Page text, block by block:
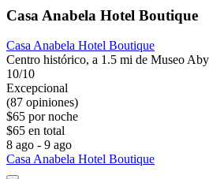
Casa Anabela Hotel Boutique
Casa Anabela Hotel Boutique
Centro histórico, a 1.5 mi de Museo
10/10
Excepcional
(87 opiniones)
$65 por noche
$65 en total
8 ago - 9 ago
Casa Anabela Hotel Boutique